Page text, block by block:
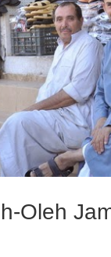
Oleh